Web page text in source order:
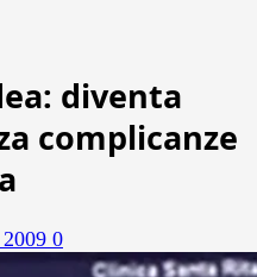
diventa
complicanze
0